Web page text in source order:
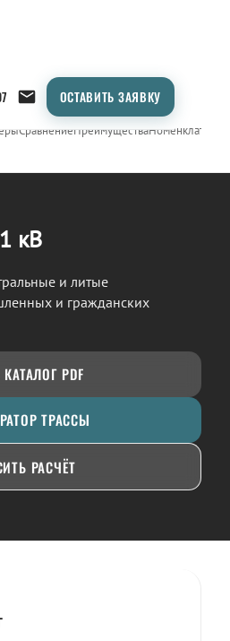
ОСТАВИТЬ ЗАЯВКУ
СравнениеПреимуществаНоменклатура
кВ
и литые
и гражданских
PDF
ТРАССЫ
РАСЧЁТ